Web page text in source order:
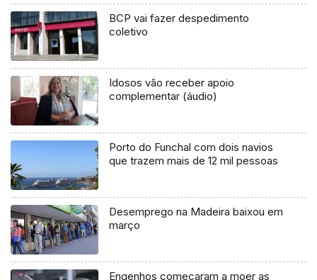
crescimentos
BCP vai fazer despedimento
coletivo
Idosos vão receber apoio
complementar (áudio)
Porto do Funchal com dois navios
que trazem mais de 12 mil pessoas
Desemprego na Madeira baixou em
março
Engenhos começaram a moer as